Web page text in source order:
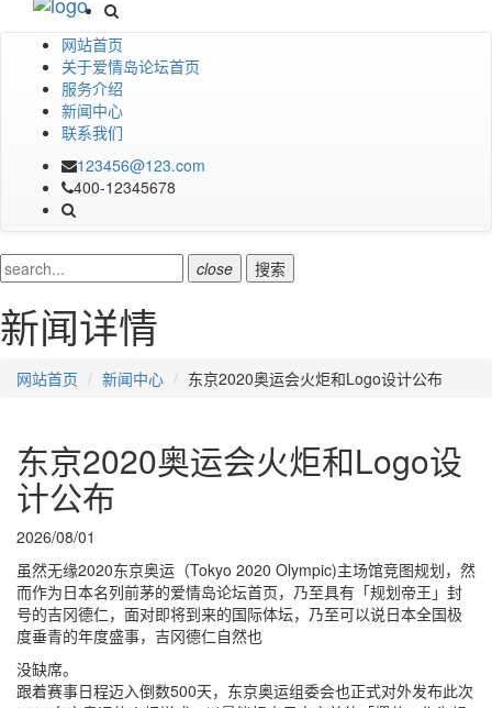
网站首页
关于爱情岛论坛首页
服务介绍
新闻中心
联系我们
123456@123.com
400-12345678
close 搜索
新闻详情
网站首页 新闻中心 东京2020奥运会火炬和Logo设计公布
东京2020奥运会火炬和Logo设
计公布
2026/08/01
虽然无缘2020东京奥运（Tokyo 2020 Olympic)主场馆竞图规划，然
而作为日本名列前茅的爱情岛论坛首页，乃至具有「规划帝王」封
号的吉冈德仁，面对即将到来的国际体坛，乃至可以说日本全国极
度垂青的年度盛事，吉冈德仁自然也
没缺席。
跟着赛事日程迈入倒数500天，东京奥运组委会也正式对外发布此次